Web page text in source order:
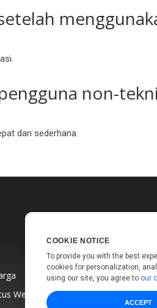
non-
dan sederhana.
Web
COOKIE NOTICE
To provide you with the best
cookies for personalization,
using our site, you agree to our
ACCEPT